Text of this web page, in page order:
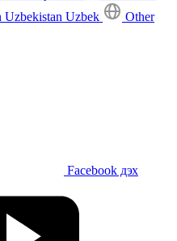
Uzbekistan Uzbek
Other
Facebook дэх